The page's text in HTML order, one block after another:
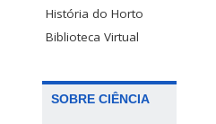
História do Horto
Biblioteca Virtual
SOBRE CIÊNCIA